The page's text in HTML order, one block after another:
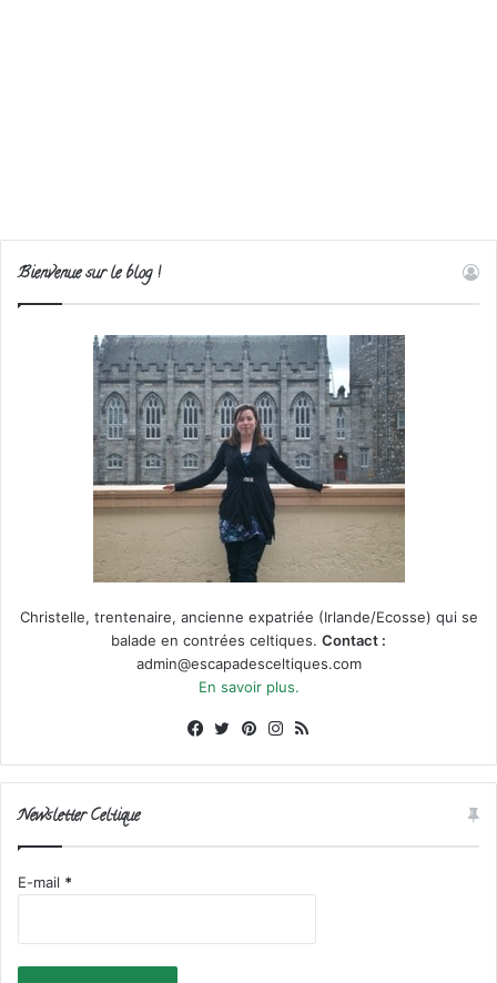
Bienvenue sur le blog !
Christelle, trentenaire, ancienne expatriée (Irlande/Ecosse) qui se
balade en contrées celtiques. Contact :
admin@escapadesceltiques.com
En savoir plus.
Facebook
X PinterestInstagram
Newsletter Celtique
E-mail *